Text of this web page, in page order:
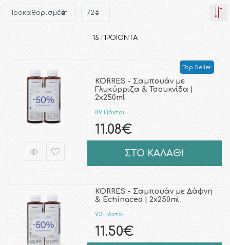
15 ΠΡΟΪΌΝΤΑ
Top Seller
KORRES - Σαμπουάν με
Γλυκύρριζα & Τσουκνίδα |
2x250ml
89 Πόντοι
11.08€
ΣΤΟ ΚΑΛΑΘΙ
KORRES - Σαμπουάν με Δάφνη
& Echinacea | 2x250ml
93 Πόντοι
11.50€